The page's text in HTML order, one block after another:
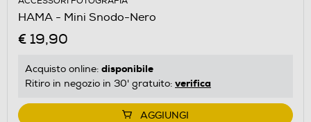
HAMA - Mini Snodo-Nero
€ 19,90
Acquisto online: disponibile
Ritiro in negozio in 30' gratuito: verifica
AGGIUNGI